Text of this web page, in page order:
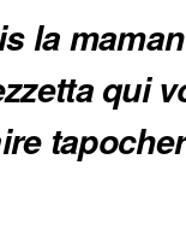
la
qui